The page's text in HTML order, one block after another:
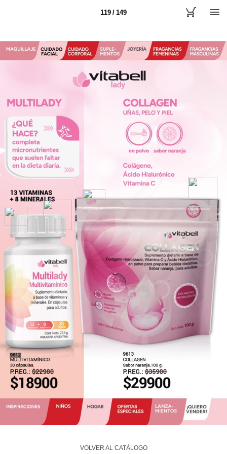
119 / 149
VOLVER AL CATÁLOGO